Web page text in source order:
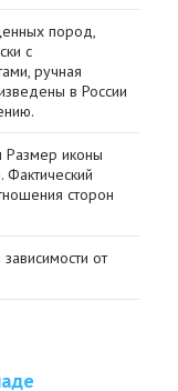
пород,
с
ручная
в России
иконы
Фактический
сторон
от